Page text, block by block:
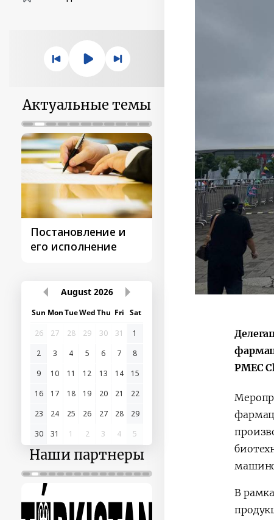
Актуальные темы
Постановление и
его исполнение
Поездки
Президента
August 2026
Sun MonTueWedThu Fri Sat
26
27 28 29 30 31
1
2
3 4 5 6 7
8
9
10 11 12 13 14
15
16
17 18 19 20 21
22
23
24 25 26 27 28
29
30
31 1 2 3 4 5
Наши партнеры
PMEC
В